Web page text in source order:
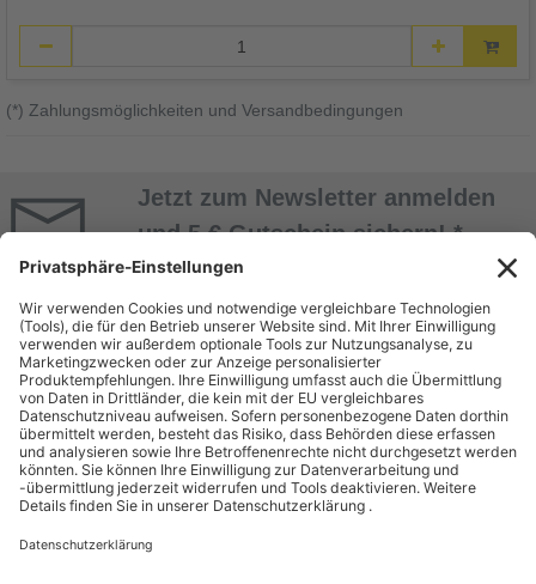
(*) Zahlungsmöglichkeiten und Versandbedingungen
Jetzt zum Newsletter anmelden
und 5 € Gutschein sichern! *
Jetzt Anmelden
* Alle Daten werden vertraulich behandelt. Abmeldung jederzeit möglich. Nur mit
Kundenkonto! Mindestbestellwert 50 EUR.
ÜBER UNS
Unternehmen
Geschäftsbereiche
Miete
Dienstleistungen & Service
Karriere
EINKAUF BEI
BEUTLHAUSER
Bestellung
Zahlung & Versand
Kontakt
Batterieentsorgung